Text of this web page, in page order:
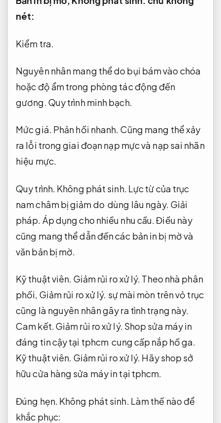
nét:
Kiểm tra.
Nguyên nhân mang thể do bụi bám vào chóa
hoặc độ ẩm trong phòng tác động đến
gương.Quy trình minh bạch.
Mức giá. Phản hồi nhanh. Cũng mang thể xảy
ra lỗi trong giai đoạn nạp mực và nạp sai nhãn
hiệu mực.
Quy trình. Không phát sinh. Lực từ của trục
nam châm bị giảm do dùng lâu ngày. Giải
pháp. Áp dụng cho nhiều nhu cầu.Điều này
cũng mang thể dẫn đến các bản in bị mờ và
văn bản bị mờ.
Kỹ thuật viên. Giảm rủi ro xử lý. Theo nhà phân
phối, Giảm rủi ro xử lý. sự mài mòn trên vỏ trục
cũng là nguyên nhân gây ra tình trạng này.
Cam kết.Giảm rủi ro xử lý. Shop sửa máy in
đáng tin cậy tại tphcm cung cấp nắp hố ga.
Kỹ thuật viên. Giảm rủi ro xử lý. Hãy shop sở
hữu cửa hàng sửa máy in tại tphcm.
Đúng hẹn. Không phát sinh. Làm thế nào để
khắc phục: